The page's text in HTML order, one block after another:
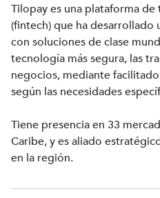
Tilopay es una plataforma
(fintech) que ha desarrollado
con soluciones de clase
tecnología más segura, las
negocios, mediante
según las necesidades
Tiene presencia en 33
Caribe, y es aliado
en la región.